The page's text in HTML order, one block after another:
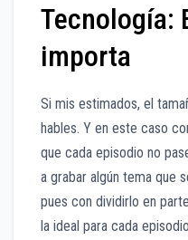
Tecnología:
importa
Si mis estimados, el
hables. Y en este caso
que cada episodio no
a grabar algún tema que
pues con dividirlo en
la ideal para cada